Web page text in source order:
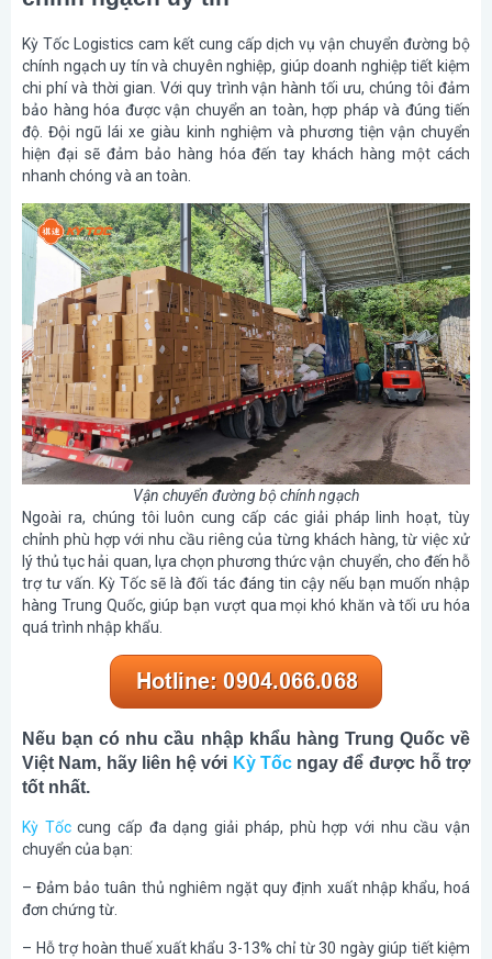
Kỳ Tốc Logistics cam kết cung cấp dịch vụ vận chuyển đường bộ
chính ngạch uy tín và chuyên nghiệp, giúp doanh nghiệp tiết kiệm
chi phí và thời gian. Với quy trình vận hành tối ưu, chúng tôi đảm
bảo hàng hóa được vận chuyển an toàn, hợp pháp và đúng tiến
độ. Đội ngũ lái xe giàu kinh nghiệm và phương tiện vận chuyển
hiện đại sẽ đảm bảo hàng hóa đến tay khách hàng một cách
nhanh chóng và an toàn.
Vận chuyển đường bộ chính ngạch
Ngoài ra, chúng tôi luôn cung cấp các giải pháp linh hoạt, tùy
chỉnh phù hợp với nhu cầu riêng của từng khách hàng, từ việc xử
lý thủ tục hải quan, lựa chọn phương thức vận chuyển, cho đến hỗ
trợ tư vấn. Kỳ Tốc sẽ là đối tác đáng tin cậy nếu bạn muốn nhập
hàng Trung Quốc, giúp bạn vượt qua mọi khó khăn và tối ưu hóa
quá trình nhập khẩu.
Nếu bạn có nhu cầu nhập khẩu hàng Trung Quốc về
Việt Nam, hãy liên hệ với Kỳ Tốc ngay để được hỗ trợ
tốt nhất.
Kỳ Tốccung cấp đa dạng giải pháp, phù hợp với nhu cầu vận
chuyển của bạn:
– Đảm bảo tuân thủ nghiêm ngặt quy định xuất nhập khẩu, hoá
đơn chứng từ.
– Hỗ trợ hoàn thuế xuất khẩu 3-13% chỉ từ 30 ngày giúp tiết kiệm